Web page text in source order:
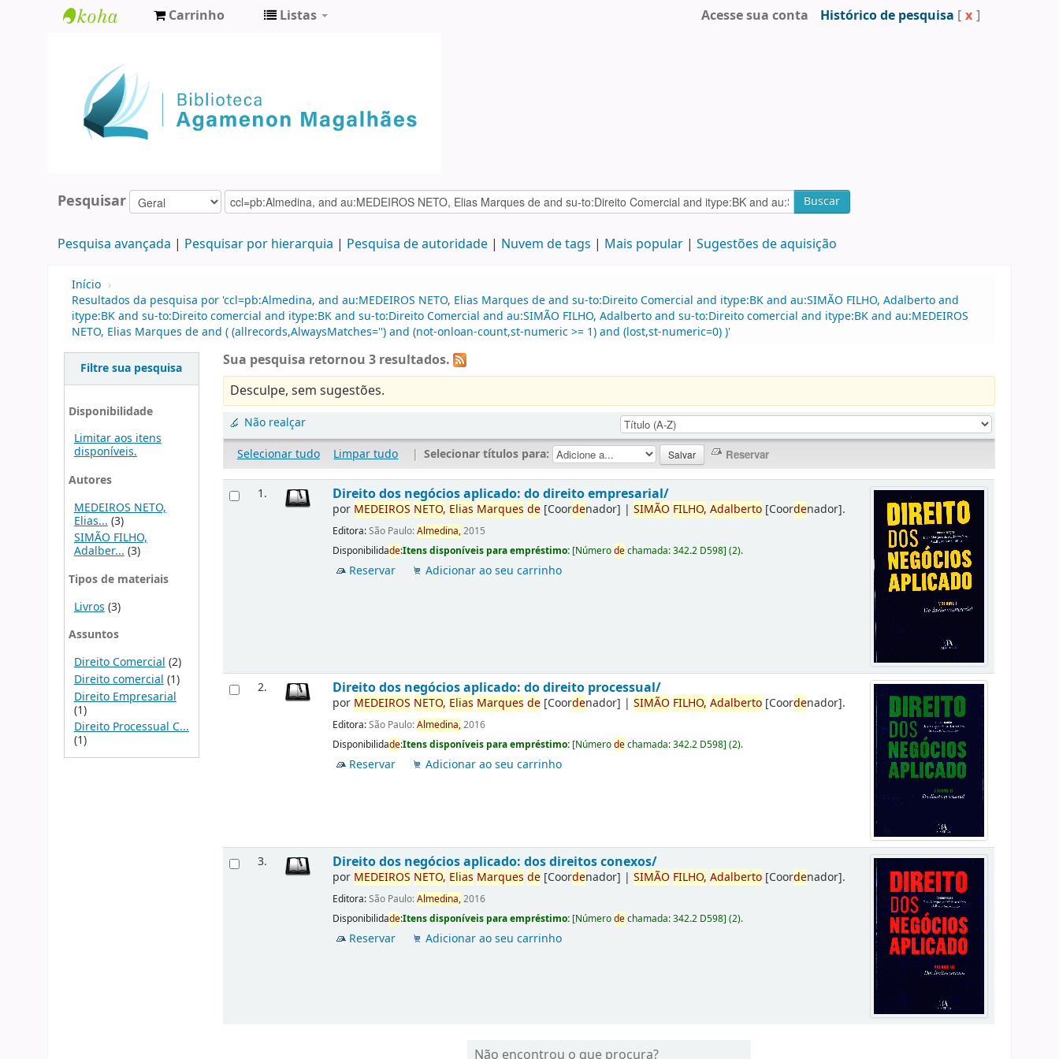
Agamenon
Magalhães
Carrinho Listas Acesse sua conta Histórico de pesquisa [ x ]
Pesquisar Buscar
Pesquisa avançada Pesquisar por hierarquia Pesquisa de autoridade Nuvem de tags Mais popular Sugestões de aquisição
Início ›
Resultados da pesquisa por 'ccl=pb:Almedina, and au:MEDEIROS NETO, Elias Marques de and su-to:Direito Comercial and itype:BK and au:SIMÃO FILHO, Adalberto and
itype:BK and su-to:Direito comercial and itype:BK and su-to:Direito Comercial and au:SIMÃO FILHO, Adalberto and su-to:Direito comercial and itype:BK and au:MEDEIROS
NETO, Elias Marques de and ( (allrecords,AlwaysMatches='') and (not-onloan-count,st-numeric >= 1) and (lost,st-numeric=0) )'
Filtre sua pesquisa
Disponibilidade
Limitar aos itens
disponíveis.
Autores
MEDEIROS NETO,
Elias... (3)
SIMÃO FILHO,
Adalber...(3)
Tipos de materiais
Livros (3)
Assuntos
Direito Comercial (2)
Direito comercial (1)
Direito Empresarial
(1)
Direito Processual C...
(1)
Sua pesquisa retornou 3 resultados.
Desculpe, sem sugestões.
Não realçar
Selecionar tudo
Limpar tudo | Selecionar títulos para:
1. Direito dos negócios aplicado: do direito empresarial/
por MEDEIROS NETO, Elias Marques de [Coordenador] |SIMÃO FILHO, Adalberto [Coordenador].
Editora:São Paulo:Almedina,2015
Disponibilidade:Itens disponíveis para empréstimo: [Númerodechamada:342.2 D598](2).
Reservar Adicionar ao seu carrinho
2. Direito dos negócios aplicado: do direito processual/
por MEDEIROS NETO, Elias Marques de [Coordenador] |SIMÃO FILHO, Adalberto [Coordenador].
Editora:São Paulo:Almedina,2016
Disponibilidade:Itens disponíveis para empréstimo: [Númerodechamada:342.2 D598](2).
Reservar Adicionar ao seu carrinho
3. Direito dos negócios aplicado: dos direitos conexos/
por MEDEIROS NETO, Elias Marques de [Coordenador] |SIMÃO FILHO, Adalberto [Coordenador].
Editora:São Paulo:Almedina,2016
Disponibilidade:Itens disponíveis para empréstimo: [Númerodechamada:342.2 D598](2).
Reservar Adicionar ao seu carrinho